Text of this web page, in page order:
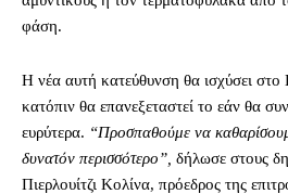
φάση.
Η νέα αυτή κατεύθυνση θα ισχύσει
κατόπιν θα επανεξεταστεί το εάν θα
ευρύτερα. “Προσπαθούμε να
δυνατόν περισσότερο”, δήλωσε στους
Πιερλουίτζι Κολίνα, πρόεδρος της